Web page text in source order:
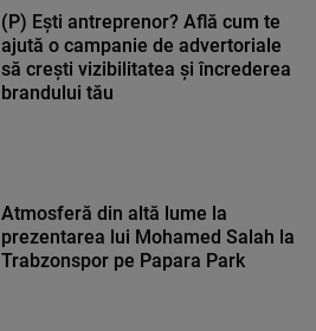
(P) Ești antreprenor? Află cum te
ajută o campanie de advertoriale
să crești vizibilitatea și încrederea
brandului tău
Atmosferă din altă lume la
prezentarea lui Mohamed Salah la
Trabzonspor pe Papara Park